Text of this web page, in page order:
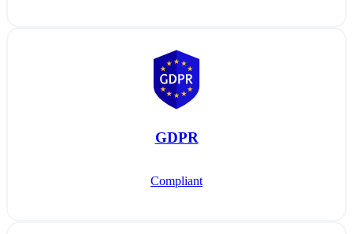
GDPR
Compliant